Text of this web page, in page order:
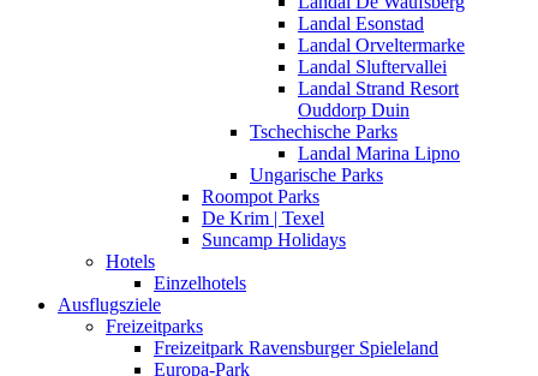
Landal Esonstad
Landal Orveltermarke
Landal Sluftervallei
Landal Strand Resort
Ouddorp Duin
Tschechische Parks
Landal Marina Lipno
Ungarische Parks
Roompot Parks
De Krim | Texel
Suncamp Holidays
Hotels
Einzelhotels
Ausflugsziele
Freizeitparks
Freizeitpark Ravensburger Spieleland
Europa-Park